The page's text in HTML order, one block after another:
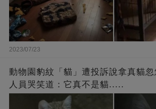
2023/07/23
動物園豹紋「貓」遭投訴說拿真貓
人員哭笑道：它真不是貓.....